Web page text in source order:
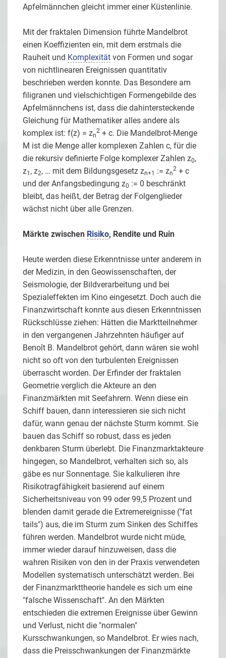
Apfelmännchen gleicht immer einer Küstenlinie.
Mit der fraktalen Dimension führte Mandelbrot
einen Koeffizienten ein, mit dem erstmals die
Rauheit und Komplexität von Formen und sogar
von nichtlinearen Ereignissen quantitativ
beschrieben werden konnte. Das Besondere am
filigranen und vielschichtigen Formengebilde des
Apfelmännchens ist, dass die dahintersteckende
Gleichung für Mathematiker alles andere als
komplex ist: f(z) = zn
2 + c. Die Mandelbrot-Menge
M ist die Menge aller komplexen Zahlen c, für die
die rekursiv definierte Folge komplexer Zahlen z0,
z1 , z2, … mit dem Bildungsgesetz zn+1 := zn
2 + c
und der Anfangsbedingung z0 := 0 beschränkt
bleibt, das heißt, der Betrag der Folgenglieder
wächst nicht über alle Grenzen.
Märkte zwischen Risiko, Rendite und Ruin
Heute werden diese Erkenntnisse unter anderem in
der Medizin, in den Geowissenschaften, der
Seismologie, der Bildverarbeitung und bei
Spezialeffekten im Kino eingesetzt. Doch auch die
Finanzwirtschaft konnte aus diesen Erkenntnissen
Rückschlüsse ziehen: Hätten die Marktteilnehmer
in den vergangenen Jahrzehnten häufiger auf
Benoît B. Mandelbrot gehört, dann wären sie wohl
nicht so oft von den turbulenten Ereignissen
überrascht worden. Der Erfinder der fraktalen
Geometrie verglich die Akteure an den
Finanzmärkten mit Seefahrern. Wenn diese ein
Schiff bauen, dann interessieren sie sich nicht
dafür, wann genau der nächste Sturm kommt. Sie
bauen das Schiff so robust, dass es jeden
denkbaren Sturm überlebt. Die Finanzmarktakteure
hingegen, so Mandelbrot, verhalten sich so, als
gäbe es nur Sonnentage. Sie kalkulieren ihre
Risikotragfähigkeit basierend auf einem
Sicherheitsniveau von 99 oder 99,5 Prozent und
blenden damit gerade die Extremereignisse ("fat
tails") aus, die im Sturm zum Sinken des Schiffes
führen werden. Mandelbrot wurde nicht müde,
immer wieder darauf hinzuweisen, dass die
wahren Risiken von den in der Praxis verwendeten
Modellen systematisch unterschätzt werden. Bei
der Finanzmarkttheorie handele es sich um eine
"falsche Wissenschaft". An den Märkten
entschieden die extremen Ereignisse über Gewinn
und Verlust, nicht die "normalen"
Kursschwankungen, so Mandelbrot. Er wies nach,
dass die Preisschwankungen der Finanzmärkte